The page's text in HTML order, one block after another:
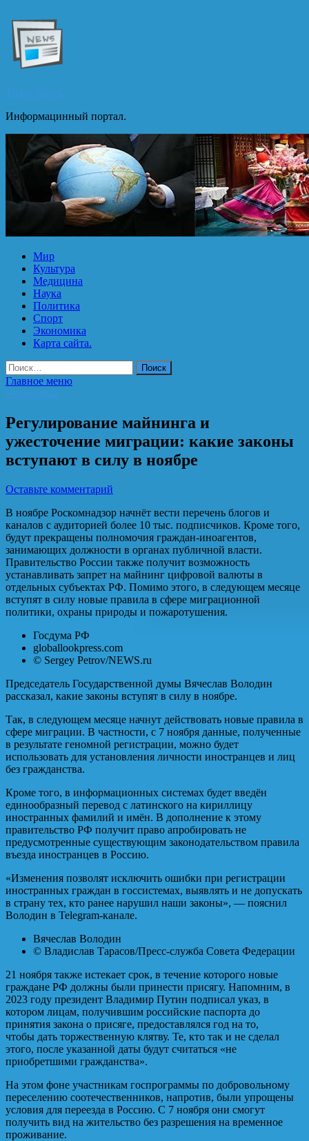
содержимому
Информацинный портал.
Мир
Культура
Медицина
Наука
Политика
Спорт
Экономика
Карта сайта.
Найти:
Главное меню
Регулирование майнинга и
ужесточение миграции: какие законы
вступают в силу в ноябре
Оставьте комментарий
В ноябре Роскомнадзор начнёт вести перечень блогов и
каналов с аудиторией более 10 тыс. подписчиков. Кроме того,
будут прекращены полномочия граждан-иноагентов,
занимающих должности в органах публичной власти.
Правительство России также получит возможность
устанавливать запрет на майнинг цифровой валюты в
отдельных субъектах РФ. Помимо этого, в следующем месяце
вступят в силу новые правила в сфере миграционной
политики, охраны природы и пожаротушения.
Госдума РФ
globallookpress.com
© Sergey Petrov/NEWS.ru
Председатель Государственной думы Вячеслав Володин
рассказал, какие законы вступят в силу в ноябре.
Так, в следующем месяце начнут действовать новые правила в
сфере миграции. В частности, с 7 ноября данные, полученные
в результате геномной регистрации, можно будет
использовать для установления личности иностранцев и лиц
без гражданства.
Кроме того, в информационных системах будет введён
единообразный перевод с латинского на кириллицу
иностранных фамилий и имён. В дополнение к этому
правительство РФ получит право апробировать не
предусмотренные существующим законодательством правила
въезда иностранцев в Россию.
«Изменения позволят исключить ошибки при регистрации
иностранных граждан в госсистемах, выявлять и не допускать
в страну тех, кто ранее нарушил наши законы», — пояснил
Володин в Telegram-канале.
Вячеслав Володин
© Владислав Тарасов/Пресс-служба Совета Федерации
21 ноября также истекает срок, в течение которого новые
граждане РФ должны были принести присягу. Напомним, в
2023 году президент Владимир Путин подписал указ, в
котором лицам, получившим российские паспорта до
принятия закона о присяге, предоставлялся год на то,
чтобы дать торжественную клятву. Те, кто так и не сделал
этого, после указанной даты будут считаться «не
приобретшими гражданства».
На этом фоне участникам госпрограммы по добровольному
переселению соотечественников, напротив, были упрощены
условия для переезда в Россию. С 7 ноября они смогут
получить вид на жительство без разрешения на временное
проживание.